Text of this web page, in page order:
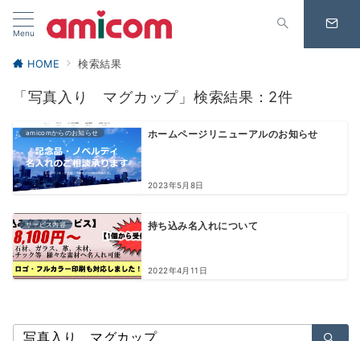
Menu
HOME 検索結果
「写真入り マグカップ」検索結果：2件
amicomからのお知らせ ホームページリニューアルのお知らせ
2023年5月8日
サービス内容 持ち込み名入れについて
2022年4月11日
検